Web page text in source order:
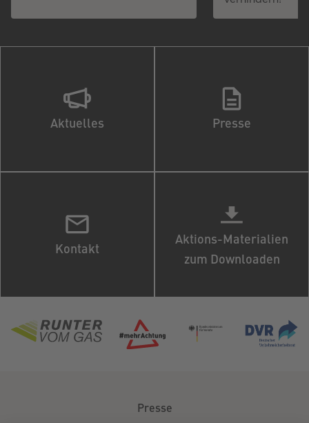
Aktuelles Presse
Kontakt
Aktions-Materialien
zum Downloaden
Presse